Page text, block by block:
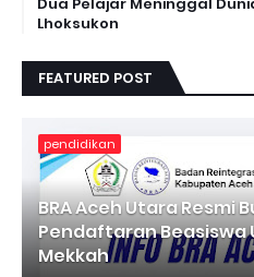
Lhoksukon
FEATURED POST
pendidikan
BRA Aceh Utara Resmi
Pendaftaran Beasiswa
Mekkah